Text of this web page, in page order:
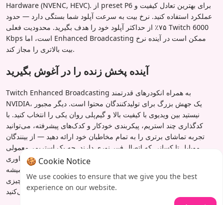
Hardware (NVENC, HEVC). از preset P6 برای بهترین تعادل کیفیت و
عملکرد استفاده کنید. نرخ بیت به سرعت آپلود شما بستگی دارد — حدود
۷۵٪ از حداکثر آپلود خود را هدف بگیرید. محدودیت فعلی Twitch 6000
Kbps است، اما Enhanced Broadcasting ممکن است در آینده نرخ
بیت بالاتری را مجاز کند.
آینده پخش زنده را در آغوش بگیرید
Twitch Enhanced Broadcasting به همراه انکودرهای قدرتمند
NVIDIA، یک جهش بزرگ برای تولیدکنندگان محتوا است. دیگر مجبور
نیستید بین ویدیوی با کیفیت بالا و گیم‌پلی روان یکی را انتخاب کنید. با
کدگذاری چند استریم، پیکربندی خودکار و کدک‌های پیشرفته، می‌توانید
تجربه تماشای برتری را به تمام مخاطبان خود ارائه دهید — از بینندگان
موبایل تا کسانی که اتصال فیبر نوری دارند. چه یک استریمر معمولی
باشید و چه یک پخش‌کننده حرفه‌ای ورزش‌های الکترونیکی، این فناوری
اشتراک‌گذاری محتوای شما را در بهترین نور ممکن آسان‌تر از همیشه
می‌کند. آینده پخش زنده اینجاست و دسترسی به آن آسان‌تر از چیزی
است که فکر می‌کنید.
🍪 Cookie Notice
We use cookies to ensure that we give you the best
experience on our website.